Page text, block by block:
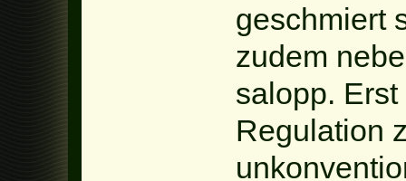
geschmiert
zudem
salopp.
Regulation